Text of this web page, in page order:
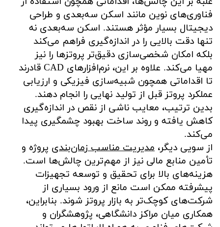
فناوری‌های نوین مانند اسکن سه‌بعدی و طراحی
دیجیتال بسیار مؤثر هستند. اسکن سه‌بعدی نه
تنها دقت بالایی را در اندازه‌گیری فراهم می‌کند
بلکه امکان شخصی‌سازی دقیق‌تر پروتزها را نیز
مهیا می‌کند. علاوه بر این، نرم‌افزارهای CAD قادرند
تا اقداماتی همچون شبیه‌سازی فیزیکی و ارزیابی
عملکرد پروتز قبل از تولید نهایی را انجام دهند.
بدین ترتیب، معایب ناشی از نقص در اندازه‌گیری
کاهش یافته و روند ساخت بهبود چشمگیری پیدا
می‌کند.
از سویی دیگر، مدیریت مناسب زمان‌بندی پروژه و
تأمین منابع مالی نیز از مهم‌ترین چالش‌ها است.
هزینه‌های بالا برای تحقیق و توسعه تجهیزات
پیشرفته ممکن است مانع از ورود بسیاری از
شرکت‌های کوچک‌تر به بازار پروتز شوند. بنابراین،
همکاری میان مراکز دانشگاهی، پژوهشگران و